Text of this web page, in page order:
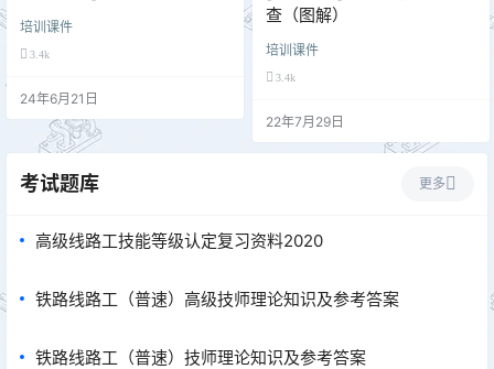
培训课件
3.4k
24年6月21日
查（图解）
培训课件
3.4k
22年7月29日
考试题库 更多
高级线路工技能等级认定复习资料2020
铁路线路工（普速）高级技师理论知识及参考答案
铁路线路工（普速）技师理论知识及参考答案